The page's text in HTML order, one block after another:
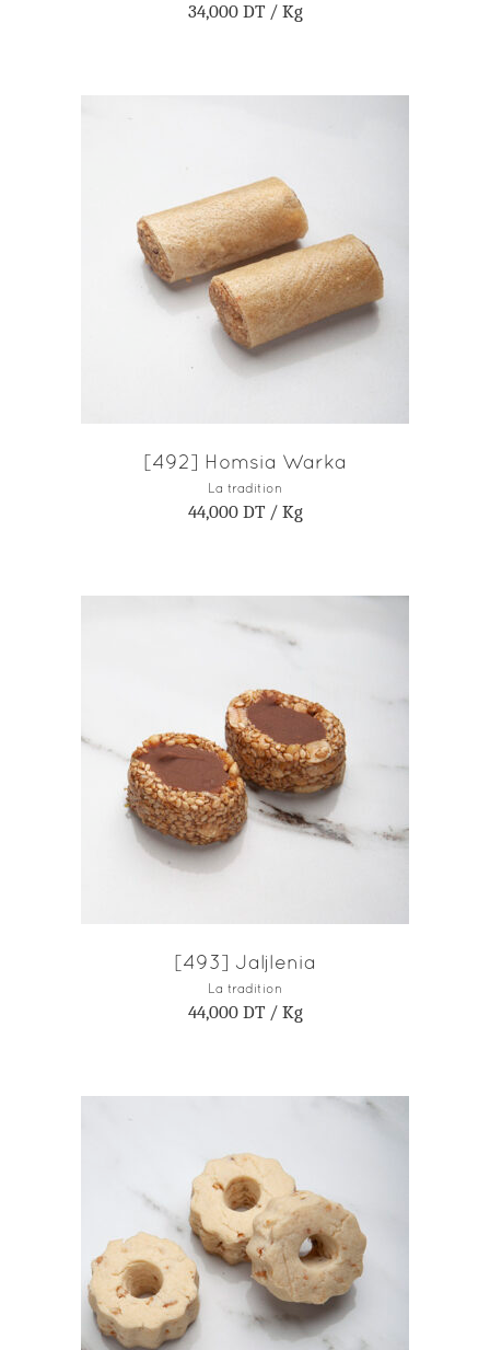
34,000DT / Kg
AJOUTER AU PANIER
[492] Homsia Warka
La tradition
44,000DT / Kg
AJOUTER AU PANIER
[493] Jaljlenia
La tradition
44,000DT / Kg
AJOUTER AU PANIER